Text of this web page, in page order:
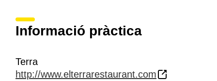
Informació pràctica
Terra
http://www.elterrarestaurant.com